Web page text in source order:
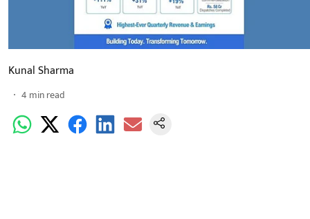
Kunal Sharma
4 min read